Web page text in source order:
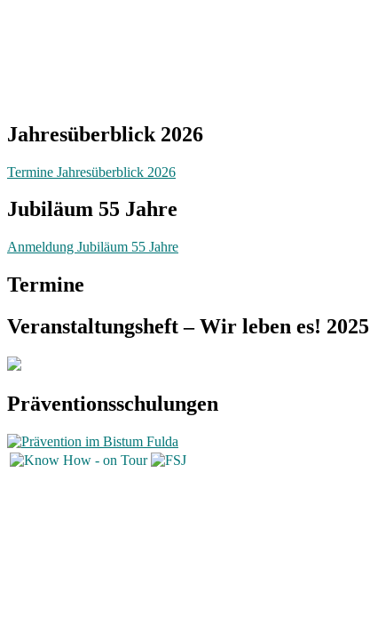
Jahresüberblick 2026
Termine Jahresüberblick 2026
Jubiläum 55 Jahre
Anmeldung Jubiläum 55 Jahre
Termine
Veranstaltungsheft – Wir leben es! 2025
Präventionsschulungen